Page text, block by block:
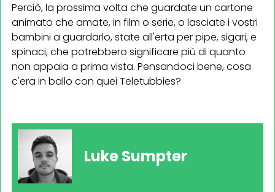
Perciò, la prossima volta che guardate un cartone
animato che amate, in film o serie, o lasciate i vostri
bambini a guardarlo, state all'erta per pipe, sigari, e
spinaci, che potrebbero significare più di quanto
non appaia a prima vista. Pensandoci bene, cosa
c'era in ballo con quei Teletubbies?
Luke Sumpter